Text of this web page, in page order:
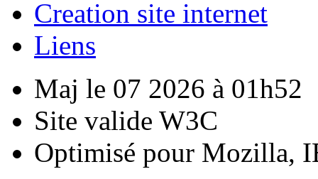
Creation site internet
Liens
Maj le 07 2026 à 01h52
Site valide W3C
Optimisé pour Mozilla,